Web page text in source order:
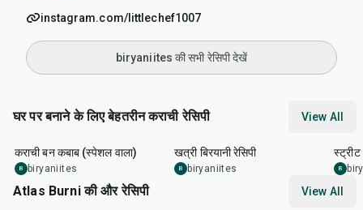
instagram.com/littlechef1007
biryaniites की सभी रेसिपी देखें
घर पर बनाने के लिए बेहतरीन कराची रेसिपी View All
कराची बन कबाब (स्पेशल वाला)
B biryaniites
1 hr
खत्री बिरयानी रेसिपी
B biryaniites B
Atlas Burni की और रेसिपी View All